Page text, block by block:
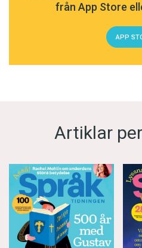
från App Store
APP
Artiklar